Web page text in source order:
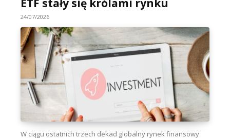
ETF stały się królami rynku
24/07/2026
W ciągu ostatnich trzech dekad globalny rynek finansowy